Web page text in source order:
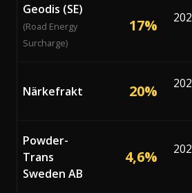
Geodis (SE)
(Road Energy
Surcharge)
17%
Närkefrakt 20%
Powder-
Trans
Sweden AB
4,6%